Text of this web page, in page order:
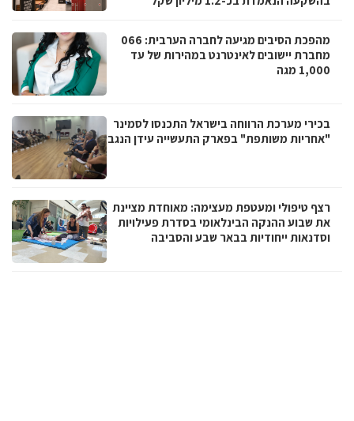
מהפכת הסיבים מגיעה לחברה הערבית: 066
מחברת יישובים לאינטרנט במהירות של עד
1,000 מגה
בכירי מערכת הרווחה בישראל התכנסו לסמינר
"אחריות משותפת" בפארק התעשייה עידן הנגב
רצף טיפולי ומעטפת מעצימה: מאוחדת מציינת
את שבוע ההנקה הבינלאומי בסדרת פעילויות
וסדנאות ייחודיות בבאר שבע והסביבה